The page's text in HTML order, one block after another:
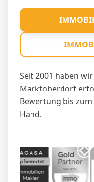
Seit 2001 haben
Marktoberdorf
Bewertung bis
Hand.